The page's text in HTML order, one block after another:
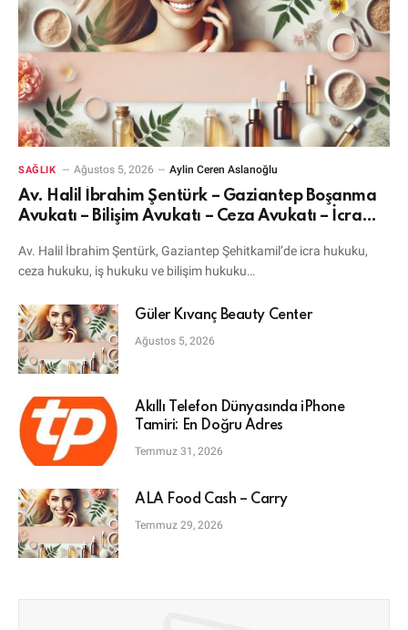
SAĞLIK Ağustos 5, 2026 Aylin Ceren Aslanoğlu
Av. Halil İbrahim Şentürk – Gaziantep Boşanma
Avukatı – Bilişim Avukatı – Ceza Avukatı – İcra
Av. Halil İbrahim Şentürk, Gaziantep Şehitkamil’de icra hukuku,
ceza hukuku, iş hukuku ve bilişim hukuku…
Güler Kıvanç Beauty Center
Ağustos 5, 2026
Akıllı Telefon Dünyasında iPhone
Tamiri: En Doğru Adres
Temmuz 31, 2026
ALA Food Cash – Carry
Temmuz 29, 2026